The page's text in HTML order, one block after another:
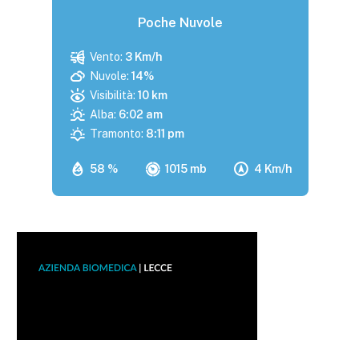
Poche Nuvole
58 % 1015 mb 4 Km/h
Vento: 3 Km/h
Nuvole: 14%
Visibilità: 10 km
Alba: 6:02 am
Tramonto: 8:11 pm